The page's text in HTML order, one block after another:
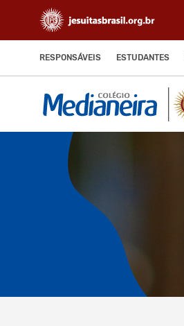
RESPONSÁVEIS ESTUDANTES